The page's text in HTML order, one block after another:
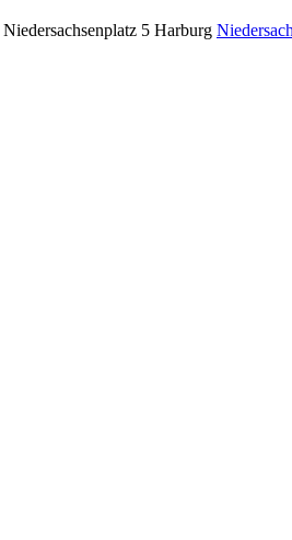
Niedersachsenplatz 5 Harburg